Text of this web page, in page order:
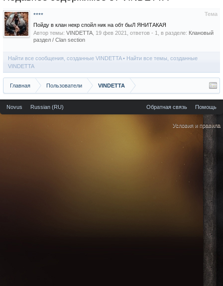
Тема
****
Пойду в клан некр спойл ник на обт быЛ ЯНИТАКАЯ
Автор темы: VINDETTA 19 фев 2021 , ответов - 1, в разделе: Клановый
раздел / Сlan section
Найти все сообщения, созданные VINDETTA
Найти все темы, созданные
VINDETTA
Главная Пользователи VINDETTA
Novus Russian (RU) Обратная связь Помощь
Условия и правила